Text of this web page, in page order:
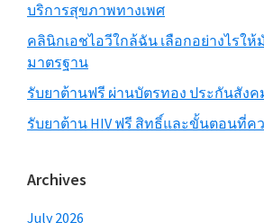
บริการสุขภาพทางเพศ
คลินิกเอชไอวีใกล้ฉัน เลือกอย่างไรให้
มาตรฐาน
รับยาต้านฟรี ผ่านบัตรทอง ประกันสัง
รับยาต้าน HIV ฟรี สิทธิ์และขั้นตอนที่ค
Archives
July 2026